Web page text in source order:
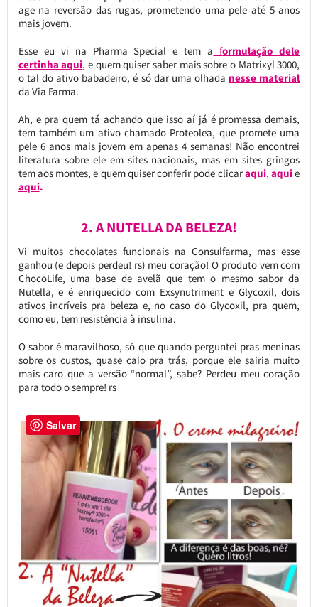
age na reversão das rugas, prometendo uma pele até 5 anos
mais jovem.
Esse eu vi na Pharma Special e tem a formulação dele
certinha aqui, e quem quiser saber mais sobre o Matrixyl 3000,
o tal do ativo babadeiro, é só dar uma olhada nesse material
da Via Farma.
Ah, e pra quem tá achando que isso aí já é promessa demais,
tem também um ativo chamado Proteolea, que promete uma
pele 6 anos mais jovem em apenas 4 semanas! Não encontrei
literatura sobre ele em sites nacionais, mas em sites gringos
tem aos montes, e quem quiser conferir pode clicaraqui,aquie
aqui.
2. A NUTELLA DA BELEZA!
Vi muitos chocolates funcionais na Consulfarma, mas esse
ganhou (e depois perdeu! rs) meu coração! O produto vem com
ChocoLife, uma base de avelã que tem o mesmo sabor da
Nutella, e é enriquecido com Exsynutriment e Glycoxil, dois
ativos incríveis pra beleza e, no caso do Glycoxil, pra quem,
como eu, tem resistência à insulina.
O sabor é maravilhoso, só que quando perguntei pras meninas
sobre os custos, quase caio pra trás, porque ele sairia muito
mais caro que a versão “normal”, sabe? Perdeu meu coração
para todo o sempre! rs
Salvar